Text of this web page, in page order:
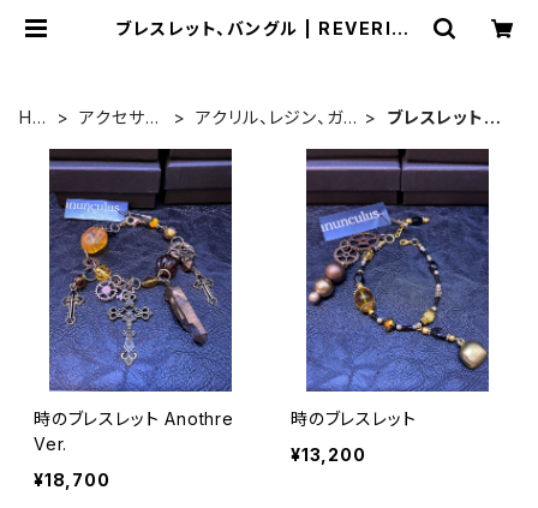
ブレスレット、バングル | REVERIE E
HO
アクセサリ
アクリル、レジン、ガラ
ブレスレット、
時のブレスレット Anothre
Ver.
¥18,700
時のブレスレット
¥13,200